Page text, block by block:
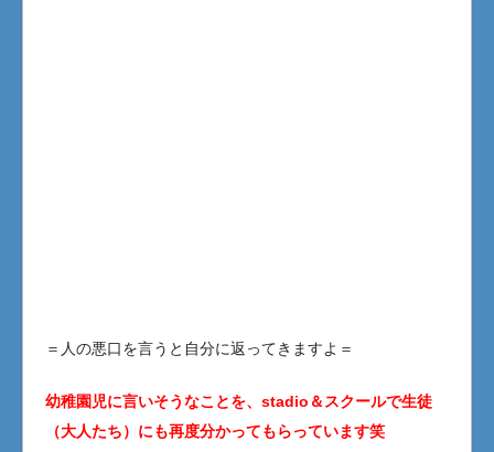
＝人の悪口を言うと自分に返ってきますよ＝
幼稚園児に言いそうなことを、stadio＆スクールで生徒
（大人たち）にも再度分かってもらっています笑